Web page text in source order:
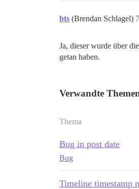
bts (Brendan Schlagel) 7
Ja, dieser wurde über
getan haben.
Verwandte
Thema
Bug in post date
Bug
Timeline timestamp